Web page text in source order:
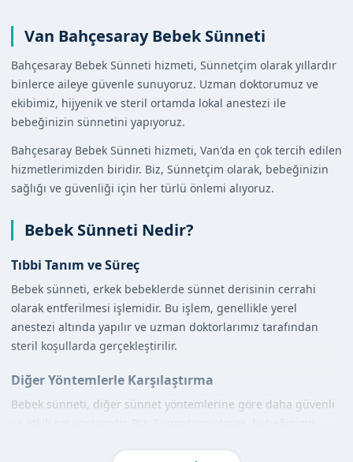
Van Bahçesaray Bebek Sünneti
Bahçesaray Bebek Sünneti hizmeti, Sünnetçim olarak yıllardır
binlerce aileye güvenle sunuyoruz. Uzman doktorumuz ve
ekibimiz, hijyenik ve steril ortamda lokal anestezi ile
bebeğinizin sünnetini yapıyoruz.
Bahçesaray Bebek Sünneti hizmeti, Van'da en çok tercih edilen
hizmetlerimizden biridir. Biz, Sünnetçim olarak, bebeğinizin
sağlığı ve güvenliği için her türlü önlemi alıyoruz.
Bebek Sünneti Nedir?
Tıbbi Tanım ve Süreç
Bebek sünneti, erkek bebeklerde sünnet derisinin cerrahi
olarak entferilmesi işlemidir. Bu işlem, genellikle yerel
anestezi altında yapılır ve uzman doktorlarımız tarafından
steril koşullarda gerçekleştirilir.
Diğer Yöntemlerle Karşılaştırma
Bebek sünneti, diğer sünnet yöntemlerine göre daha güvenli